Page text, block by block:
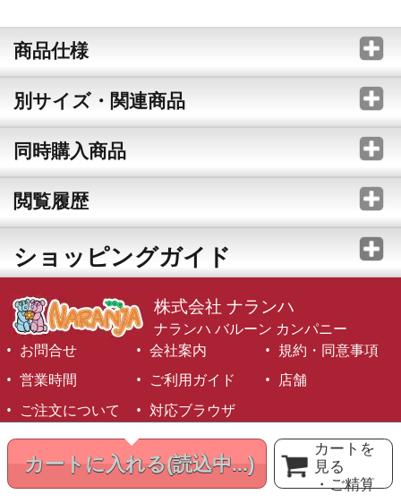
カートに入れる(読込中...)
カートを
見る
・ご精算
商品仕様
別サイズ・関連商品
同時購入商品
閲覧履歴
ショッピングガイド
株式会社 ナランハ
ナランハ バルーン カンパニー
お問合せ
会社案内
規約・同意事項
営業時間
ご利用ガイド
店舗
ご注文について
対応ブラウザ
©1999-2026 NARANJA Inc. All Rights Reserved.